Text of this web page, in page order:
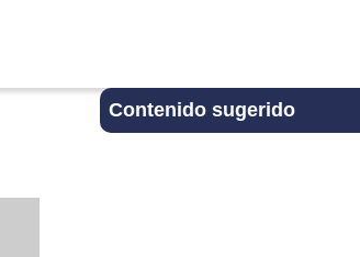
Contenido sugerido